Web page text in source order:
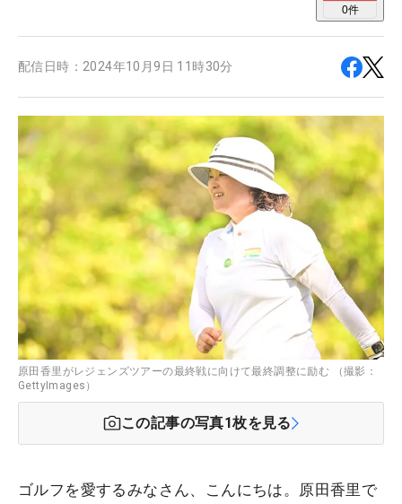
0件
配信日時： 2024年10月9日 11時30分
原田香里がレジェンズツアーの最終戦に向けて最終調整に励む （撮影：
GettyImages）
この記事の写真1枚を見る
ゴルフを愛するみなさん、こんにちは。原田香里で